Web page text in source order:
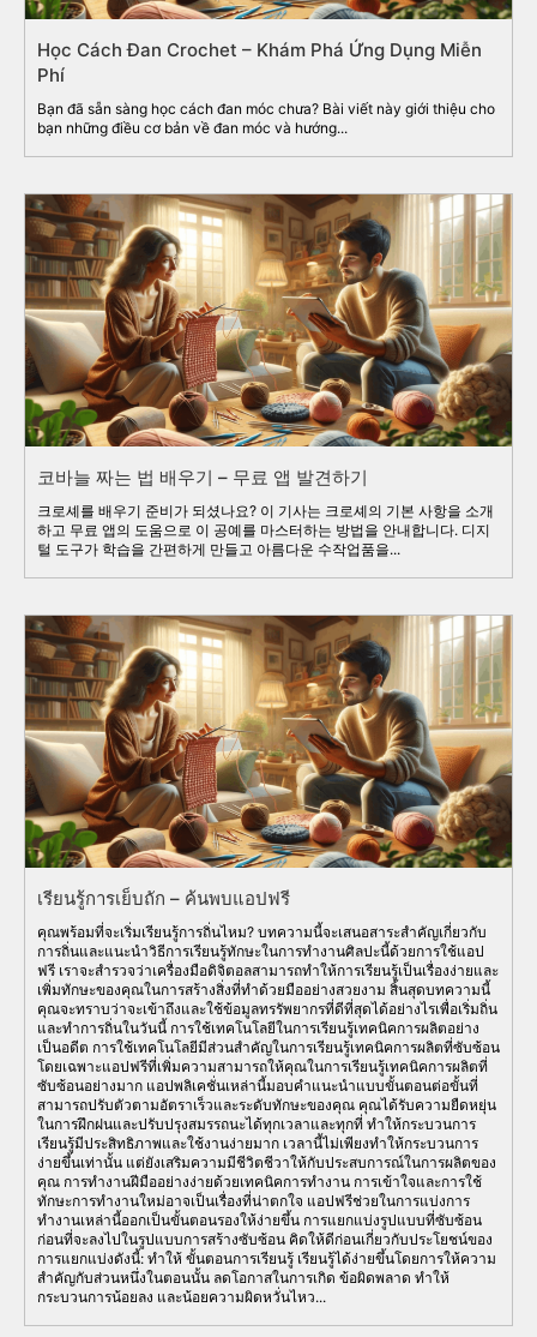
Học Cách Đan Crochet – Khám Phá Ứng Dụng Miễn
Phí
Bạn đã sẵn sàng học cách đan móc chưa? Bài viết này giới thiệu cho
bạn những điều cơ bản về đan móc và hướng...
코바늘 짜는 법 배우기 – 무료 앱 발견하기
크로셰를 배우기 준비가 되셨나요? 이 기사는 크로셰의 기본 사항을 소개
하고 무료 앱의 도움으로 이 공예를 마스터하는 방법을 안내합니다. 디지
털 도구가 학습을 간편하게 만들고 아름다운 수작업품을...
เรียนรู้การเย็บถัก – ค้นพบแอปฟรี
คุณพร้อมที่จะเริ่มเรียนรู้การถิ่นไหม? บทความนี้จะเสนอสาระสำคัญเกี่ยวกับ
การถิ่นและแนะนำวิธีการเรียนรู้ทักษะในการทำงานศิลปะนี้ด้วยการใช้แอป
ฟรี เราจะสำรวจว่าเครื่องมือดิจิตอลสามารถทำให้การเรียนรู้เป็นเรื่องง่ายและ
เพิ่มทักษะของคุณในการสร้างสิ่งที่ทำด้วยมืออย่างสวยงาม สิ้นสุดบทความนี้
คุณจะทราบว่าจะเข้าถึงและใช้ข้อมูลทรรัพยากรที่ดีที่สุดได้อย่างไรเพื่อเริ่มถิ่น
และทำการถิ่นในวันนี้ การใช้เทคโนโลยีในการเรียนรู้เทคนิคการผลิตอย่าง
เป็นอดีต การใช้เทคโนโลยีมีส่วนสำคัญในการเรียนรู้เทคนิคการผลิตที่ซับซ้อน
โดยเฉพาะแอปฟรีที่เพิ่มความสามารถให้คุณในการเรียนรู้เทคนิคการผลิตที่
ซับซ้อนอย่างมาก แอปพลิเคชั่นเหล่านี้มอบคำแนะนำแบบขั้นตอนต่อขั้นที่
สามารถปรับตัวตามอัตราเร็วและระดับทักษะของคุณ คุณได้รับความยืดหยุ่น
ในการฝึกฝนและปรับปรุงสมรรถนะได้ทุกเวลาและทุกที่ ทำให้กระบวนการ
เรียนรู้มีประสิทธิภาพและใช้งานง่ายมาก เวลานี้ไม่เพียงทำให้กระบวนการ
ง่ายขึ้นเท่านั้น แต่ยังเสริมความมีชีวิตชีวาให้กับประสบการณ์ในการผลิตของ
คุณ การทำงานฝีมืออย่างง่ายด้วยเทคนิคการทำงาน การเข้าใจและการใช้
ทักษะการทำงานใหม่อาจเป็นเรื่องที่น่าตกใจ แอปฟรีช่วยในการแบ่งการ
ทำงานเหล่านี้ออกเป็นขั้นตอนรองให้ง่ายขึ้น การแยกแบ่งรูปแบบที่ซับซ้อน
ก่อนที่จะลงไปในรูปแบบการสร้างซับซ้อน คิดให้ดีก่อนเกี่ยวกับประโยชน์ของ
การแยกแบ่งดังนี้: ทำให้ ขั้นตอนการเรียนรู้ เรียนรู้ได้ง่ายขึ้นโดยการให้ความ
สำคัญกับส่วนหนึ่งในตอนนั้น ลดโอกาสในการเกิด ข้อผิดพลาด ทำให้
กระบวนการน้อยลง และน้อยความผิดหวั่นไหว...